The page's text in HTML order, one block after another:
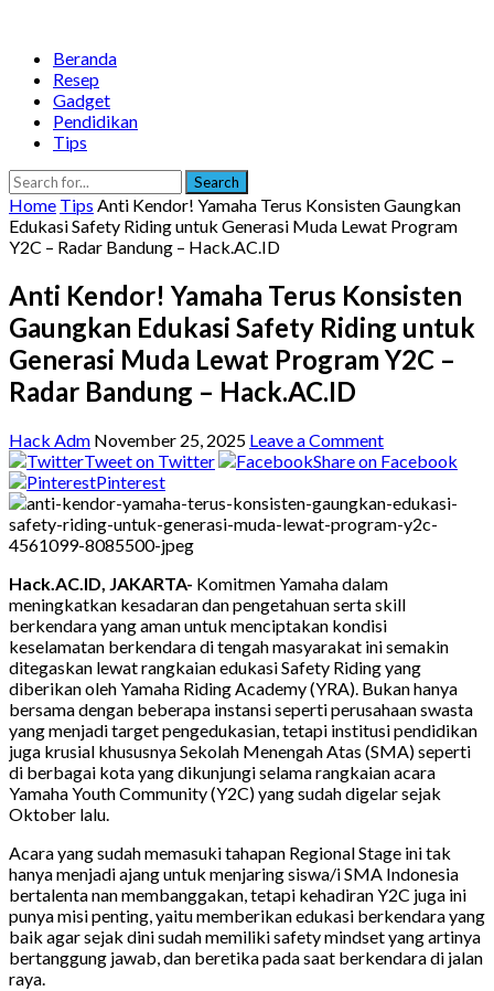
Beranda
Resep
Gadget
Pendidikan
Tips
Search
Home Tips Anti Kendor! Yamaha Terus Konsisten Gaungkan
Edukasi Safety Riding untuk Generasi Muda Lewat Program
Y2C – Radar Bandung – Hack.AC.ID
Anti Kendor! Yamaha Terus Konsisten
Gaungkan Edukasi Safety Riding untuk
Generasi Muda Lewat Program Y2C –
Radar Bandung – Hack.AC.ID
Hack Adm November 25, 2025 Leave a Comment
Tweet on Twitter
Share on Facebook
Pinterest
Hack.AC.ID, JAKARTA- Komitmen Yamaha dalam
meningkatkan kesadaran dan pengetahuan serta skill
berkendara yang aman untuk menciptakan kondisi
keselamatan berkendara di tengah masyarakat ini semakin
ditegaskan lewat rangkaian edukasi Safety Riding yang
diberikan oleh Yamaha Riding Academy (YRA). Bukan hanya
bersama dengan beberapa instansi seperti perusahaan swasta
yang menjadi target pengedukasian, tetapi institusi pendidikan
juga krusial khususnya Sekolah Menengah Atas (SMA) seperti
di berbagai kota yang dikunjungi selama rangkaian acara
Yamaha Youth Community (Y2C) yang sudah digelar sejak
Oktober lalu.
Acara yang sudah memasuki tahapan Regional Stage ini tak
hanya menjadi ajang untuk menjaring siswa/i SMA Indonesia
bertalenta nan membanggakan, tetapi kehadiran Y2C juga ini
punya misi penting, yaitu memberikan edukasi berkendara yang
baik agar sejak dini sudah memiliki safety mindset yang artinya
bertanggung jawab, dan beretika pada saat berkendara di jalan
raya.